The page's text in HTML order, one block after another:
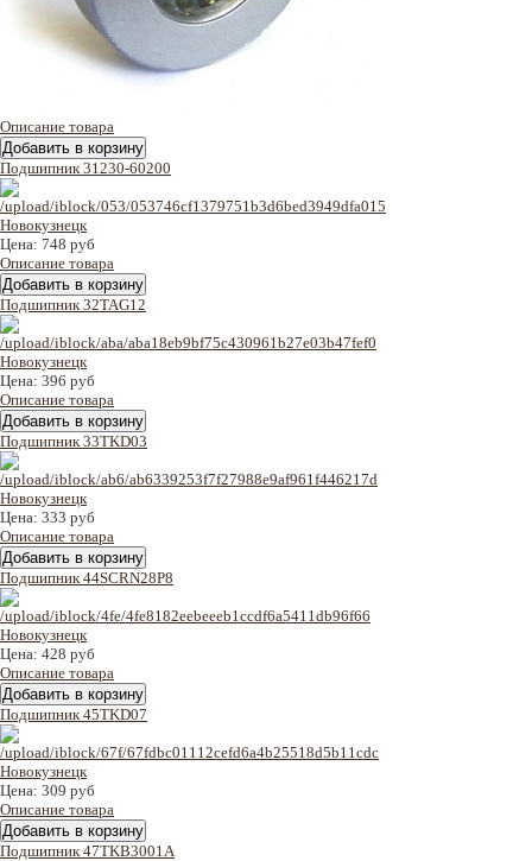
Описание товара
Подшипник 31230-60200
Цена: 748 руб
Описание товара
Подшипник 32TAG12
Цена: 396 руб
Описание товара
Подшипник 33TKD03
Цена: 333 руб
Описание товара
Подшипник 44SCRN28P8
Цена: 428 руб
Описание товара
Подшипник 45TKD07
Цена: 309 руб
Описание товара
Подшипник 47TKB3001A